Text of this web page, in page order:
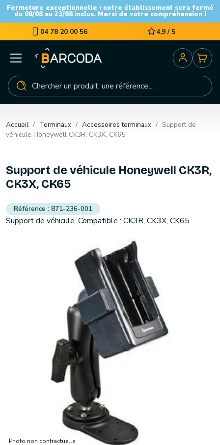
Fermeture exceptionnelle : notre établissement sera fermé
du 08/08 au 23/08 inclus. Merci de votre compréhension !
04 78 20 00 56 4,9 / 5
Accueil Terminaux Accessoires terminaux
Support de
véhicule Honeywell CK3R, CK3X, CK65
Photo non contractuelle
Support de véhicule Honeywell CK3R,
CK3X, CK65
871-236-001
Support de véhicule. Compatible : CK3R, CK3X, CK65